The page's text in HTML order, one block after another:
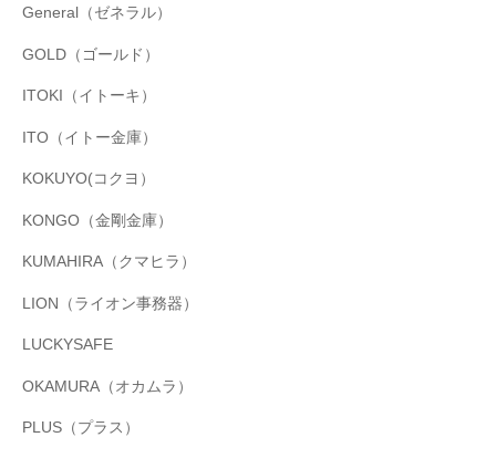
General（ゼネラル）
GOLD（ゴールド）
ITOKI（イトーキ）
ITO（イトー金庫）
KOKUYO(コクヨ）
KONGO（金剛金庫）
KUMAHIRA（クマヒラ）
LION（ライオン事務器）
LUCKYSAFE
OKAMURA（オカムラ）
PLUS（プラス）